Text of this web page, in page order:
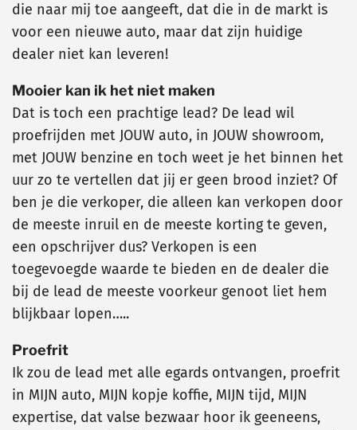
die naar mij toe aangeeft, dat die in de markt is
voor een nieuwe auto, maar dat zijn huidige
dealer niet kan leveren!
Mooier kan ik het niet maken
Dat is toch een prachtige lead? De lead wil
proefrijden met JOUW auto, in JOUW showroom,
met JOUW benzine en toch weet je het binnen het
uur zo te vertellen dat jij er geen brood inziet? Of
ben je die verkoper, die alleen kan verkopen door
de meeste inruil en de meeste korting te geven,
een opschrijver dus? Verkopen is een
toegevoegde waarde te bieden en de dealer die
bij de lead de meeste voorkeur genoot liet hem
blijkbaar lopen…..
Proefrit
Ik zou de lead met alle egards ontvangen, proefrit
in MIJN auto, MIJN kopje koffie, MIJN tijd, MIJN
expertise, dat valse bezwaar hoor ik geeneens,